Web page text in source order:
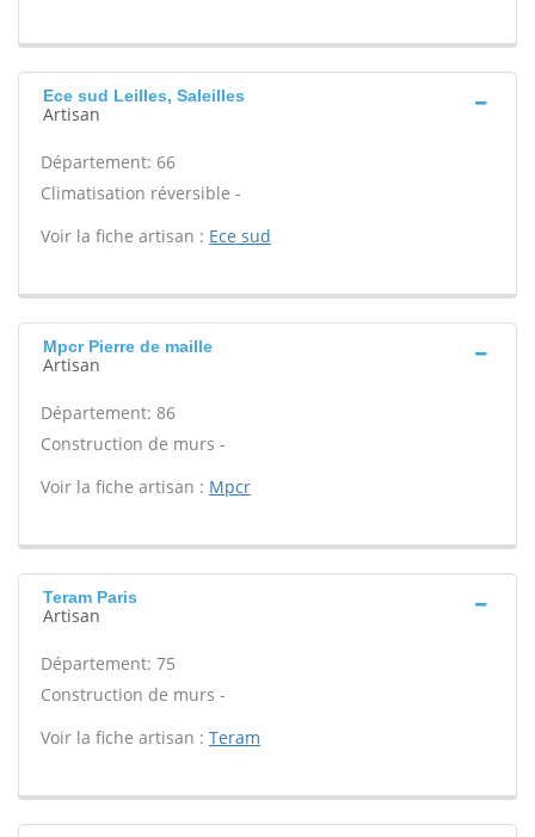
Ece sud Leilles, Saleilles
Artisan
Département: 66
Climatisation réversible -
Voir la fiche artisan : Ece sud
Mpcr Pierre de maille
Artisan
Département: 86
Construction de murs -
Voir la fiche artisan : Mpcr
Teram Paris
Artisan
Département: 75
Construction de murs -
Voir la fiche artisan : Teram